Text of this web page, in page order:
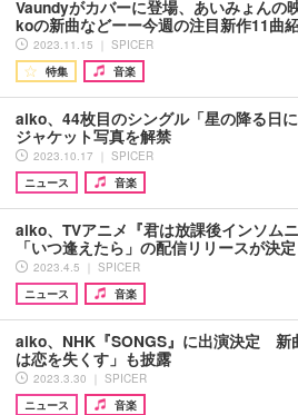
Vaundyがカバーに登場、あいみょんの
koの新曲などーー今週の注目新作11曲
2023.11.15 ｜ SPICER
特集
音楽
aiko、44枚目のシングル「星の降る日
ジャケット写真を解禁
2023.10.17 ｜ SPICER
ニュース
音楽
aiko、TVアニメ『君は放課後インソム
「いつ逢えたら」の配信リリースが
2023.4.5 ｜ SPICER
ニュース
音楽
aiko、NHK『SONGS』に出演決定 新
は恋を失くす」も披露
2023.3.30 ｜ SPICER
ニュース
音楽